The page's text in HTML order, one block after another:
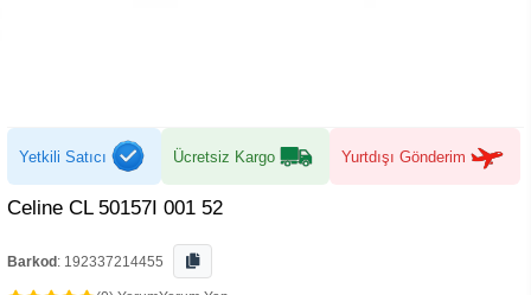
Yetkili Satıcı Ücretsiz Kargo Yurtdışı Gönderim
Celine CL 50157I 001 52
Barkod : 192337214455